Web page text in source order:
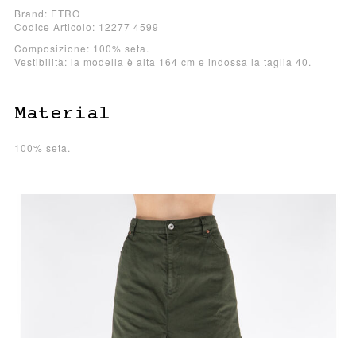
Brand: ETRO
Codice Articolo: 12277 4599
Composizione: 100% seta.
Vestibilità: la modella è alta 164 cm e indossa la taglia 40.
Material
100% seta.